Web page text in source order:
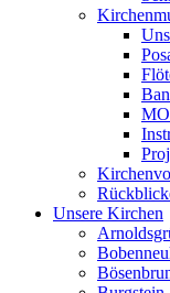
Unsere Kirchen